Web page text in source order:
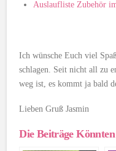
Auslaufliste Zubehör
Ich wünsche Euch viel
schlagen. Seit nicht all zu
weg ist, es kommt ja bald
Lieben Gruß Jasmin
Die Beiträge